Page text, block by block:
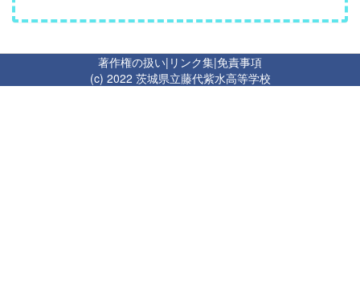
著作権の扱い| リンク集|免責事項
(c) 2022 茨城県立藤代紫水高等学校